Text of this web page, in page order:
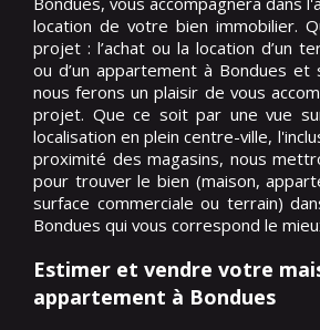
location de votre bien immobilier.
projet : l’achat ou la location d’un
ou d’un appartement à Bondues et
nous ferons un plaisir de vous
projet. Que ce soit par une vue
localisation en plein centre-ville,
proximité des magasins, nous
pour trouver le bien (maison,
surface commerciale ou terrain)
Bondues qui vous correspond le
Estimer et vendre votre
appartement à Bondues